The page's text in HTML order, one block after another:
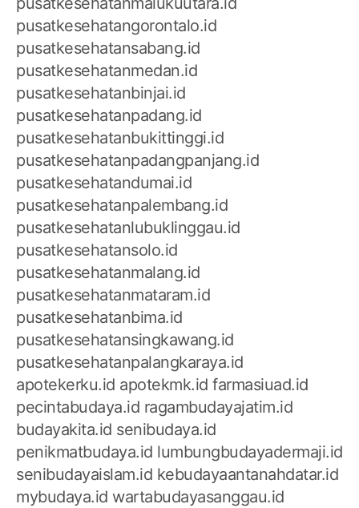
pusatkesehatangorontalo.id
pusatkesehatansabang.id
pusatkesehatanmedan.id
pusatkesehatanbinjai.id
pusatkesehatanpadang.id
pusatkesehatanbukittinggi.id
pusatkesehatanpadangpanjang.id
pusatkesehatandumai.id
pusatkesehatanpalembang.id
pusatkesehatanlubuklinggau.id
pusatkesehatansolo.id
pusatkesehatanmalang.id
pusatkesehatanmataram.id
pusatkesehatanbima.id
pusatkesehatansingkawang.id
pusatkesehatanpalangkaraya.id
apotekerku.id apotekmk.id farmasiuad.id
pecintabudaya.id ragambudayajatim.id
budayakita.id senibudaya.id
penikmatbudaya.id lumbungbudayadermaji.id
senibudayaislam.id kebudayaantanahdatar.id
mybudaya.id wartabudayasanggau.id